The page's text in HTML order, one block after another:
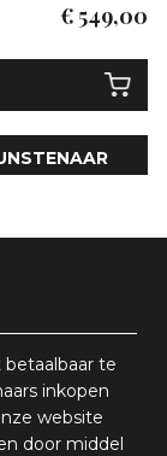
€ 549,00
te
inkopen
website
door middel